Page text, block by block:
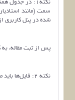
نکته1: در
سمت (مانند
شده در پنل کاربری
پس از ثبت مقاله،
نکته 2: فایل‌ها باید مطابق دستورالعمل نگارش مقاله تدوین شده باشند.